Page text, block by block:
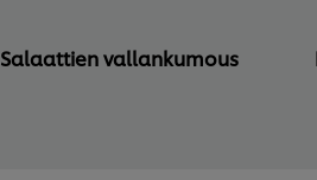
Salaattien vallankumous